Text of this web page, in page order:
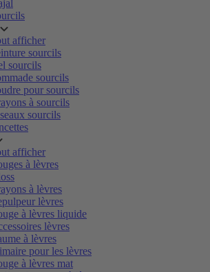
afficher
sourcils
sourcils
sourcils
pour sourcils
à sourcils
sourcils
afficher
à lèvres
à lèvres
lèvres
à lèvres liquide
lèvres
à lèvres
pour les lèvres
à lèvres mat